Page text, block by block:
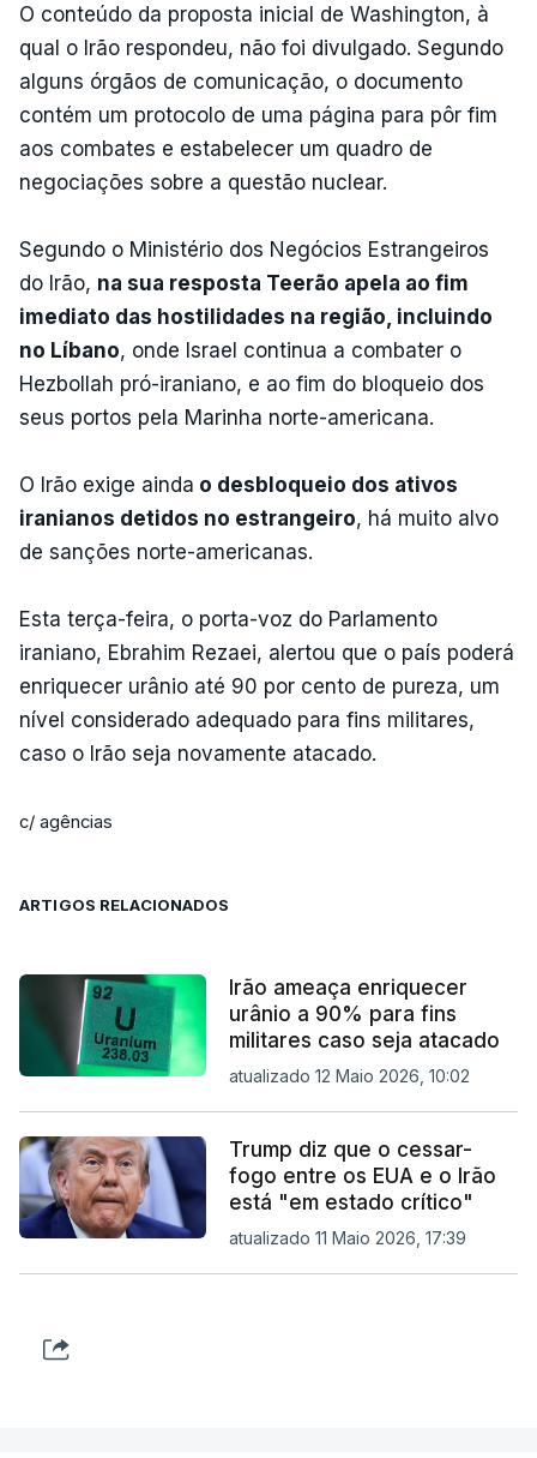
O conteúdo da proposta inicial de Washington, à
qual o Irão respondeu, não foi divulgado. Segundo
alguns órgãos de comunicação, o documento
contém um protocolo de uma página para pôr fim
aos combates e estabelecer um quadro de
negociações sobre a questão nuclear.
Segundo o Ministério dos Negócios Estrangeiros
do Irão, na sua resposta Teerão apela ao fim
imediato das hostilidades na região, incluindo
no Líbano, onde Israel continua a combater o
Hezbollah pró-iraniano, e ao fim do bloqueio dos
seus portos pela Marinha norte-americana.
O Irão exige ainda o desbloqueio dos ativos
iranianos detidos no estrangeiro, há muito alvo
de sanções norte-americanas.
Esta terça-feira, o porta-voz do Parlamento
iraniano, Ebrahim Rezaei, alertou que o país poderá
enriquecer urânio até 90 por cento de pureza, um
nível considerado adequado para fins militares,
caso o Irão seja novamente atacado.
c/ agências
ARTIGOS RELACIONADOS
Irão ameaça enriquecer
urânio a 90% para fins
militares caso seja atacado
atualizado 12 Maio 2026, 10:02
Trump diz que o cessar-
fogo entre os EUA e o Irão
está "em estado crítico"
atualizado 11 Maio 2026, 17:39